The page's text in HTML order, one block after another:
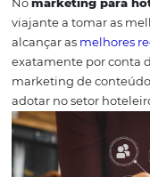
para
É muito mais fácil
o passo a passo.
estratégias de
conquistar muitos